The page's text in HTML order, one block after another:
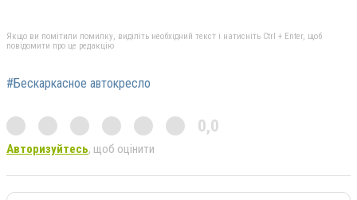
Якщо ви помітили помилку, виділіть необхідний текст і натисніть Ctrl + Enter, щоб
повідомити про це редакцію
#Бескаркасное автокресло
0,0
Авторизуйтесь, щоб оцінити